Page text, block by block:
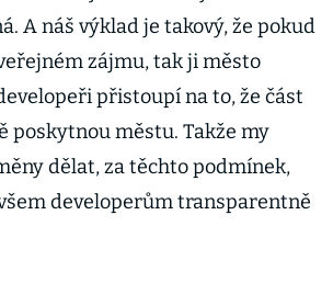
A náš výklad je takový, že pokud
zájmu, tak ji město
přistoupí na to, že část
poskytnou městu. Takže my
dělat, za těchto podmínek,
developerům transparentně